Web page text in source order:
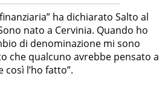
ha dichiarato Salto al
nato a Cervinia. Quando ho
di denominazione mi sono
che qualcuno avrebbe pensato a
così l’ho fatto”.